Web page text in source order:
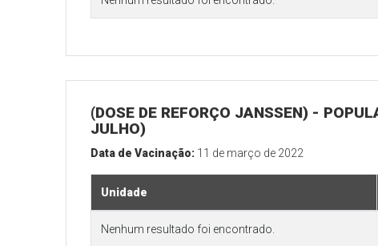
(DOSE DE REFORÇO JANSSEN) -
JULHO)
Data de Vacinação: 11 de março de 2022
Unidade
Nenhum resultado foi encontrado.